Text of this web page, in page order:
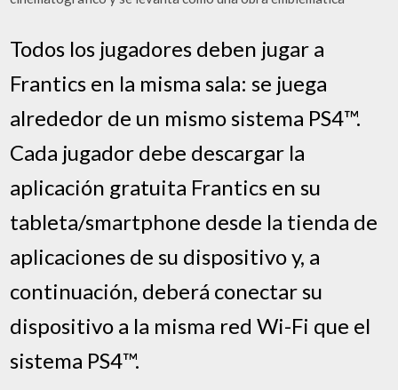
Todos los jugadores deben jugar a
Frantics en la misma sala: se juega
alrededor de un mismo sistema PS4™.
Cada jugador debe descargar la
aplicación gratuita Frantics en su
tableta/smartphone desde la tienda de
aplicaciones de su dispositivo y, a
continuación, deberá conectar su
dispositivo a la misma red Wi-Fi que el
sistema PS4™.